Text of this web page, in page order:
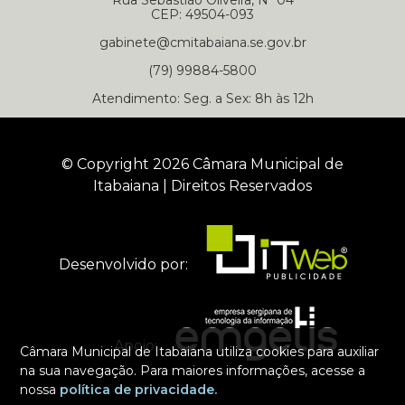
Câmara Municipal de Itabaiana utiliza cookies para auxiliar
na sua navegação. Para maiores informações, acesse a
nossa política de privacidade.
CEP: 49504-093
gabinete@cmitabaiana.se.gov.br
(79) 99884-5800
Atendimento: Seg. a Sex: 8h às 12h
© Copyright 2026 Câmara Municipal de
Itabaiana | Direitos Reservados
Desenvolvido por:
Apoio: